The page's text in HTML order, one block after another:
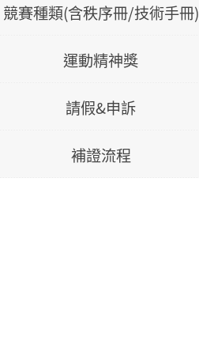
競賽種類(含秩序冊/技術手冊)
運動精神獎
請假&申訴
補證流程